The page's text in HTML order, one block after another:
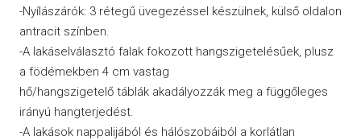
-Nyílászárók: 3 rétegű üvegezéssel készülnek, külső oldalon
antracit színben.
-A lakáselválasztó falak fokozott hangszigetelésűek, plusz
a födémekben 4 cm vastag
hő/hangszigetelő táblák akadályozzák meg a függőleges
irányú hangterjedést.
-A lakások nappalijából és hálószobáiból a korlátlan